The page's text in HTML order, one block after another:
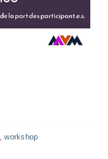
,workshop